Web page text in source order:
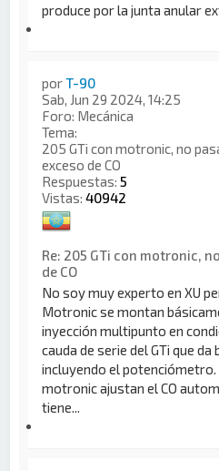
produce por la junta anular
porT-90
Sab, Jun 29 2024, 14:25
Foro: Mecánica
Tema:
205 GTi con motronic, no
exceso de CO
Respuestas: 5
Vistas:40942
Re: 205 GTi con motronic,
de CO
No soy muy experto en XU
Motronic se montan
inyección multipunto en
cauda de serie del GTi que
incluyendo el potenciómetro.
motronic ajustan el CO
tiene...